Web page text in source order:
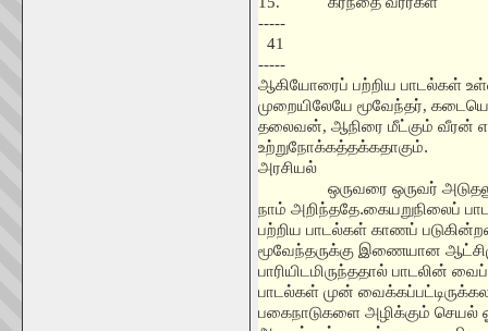
-----
41
-----
ஆகியோரைப் பற்றிய பாடல்கள்
முறையிலேயே மூவேந்தர்,
தலைவன், ஆநிரை மீட்கும் வீரன்
உற்றுநோக்கத்தக்கதாகும்.
அரசியல்
ஒருவரை ஒருவர்
நாம் அறிந்ததே.கையறுநிலைப்
பற்றிய பாடல்கள் காணப்
மூவேந்தருக்கு இணையான
பாரியிடமிருந்ததால் பாடலின்
பாடல்கள் முன்
பகைநாடுகளை அழிக்கும்